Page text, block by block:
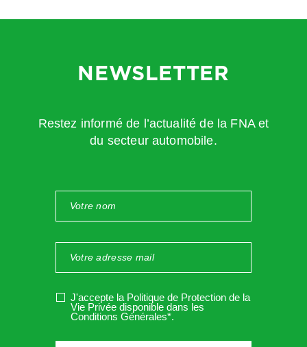
NEWSLETTER
Restez informé de l’actualité de la FNA et
du secteur automobile.
J'accepte la Politique de Protection de la
Vie Privée disponible dans les
Conditions Générales*.